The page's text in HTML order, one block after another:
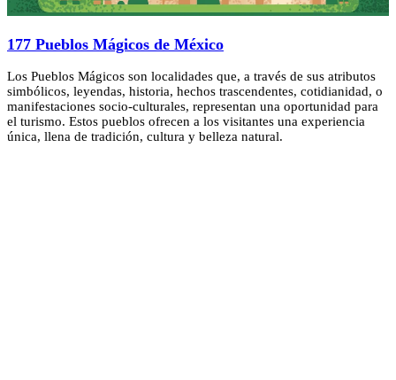
177 Pueblos Mágicos de México
Los Pueblos Mágicos son localidades que, a través de sus atributos
simbólicos, leyendas, historia, hechos trascendentes, cotidianidad, o
manifestaciones socio-culturales, representan una oportunidad para
el turismo. Estos pueblos ofrecen a los visitantes una experiencia
única, llena de tradición, cultura y belleza natural.